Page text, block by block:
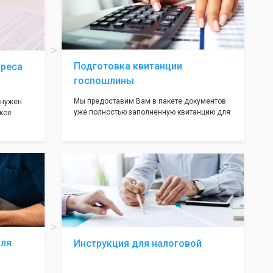
в
полною
не
все
Подготовка квитанции
госпошлины
Мы предоставим Вам в пакете документов
уже полностью заполненную квитанцию для
посредственно в налоговой инспекции при
подаче документов на регистрацию.
Инструкция для налоговой